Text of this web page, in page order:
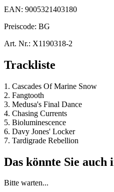
EAN: 9005321403180
Preiscode: BG
Art. Nr.: X1190318-2
Trackliste
1. Cascades Of Marine Snow
2. Fangtooth
3. Medusa's Final Dance
4. Chasing Currents
5. Bioluminescence
6. Davy Jones' Locker
7. Tardigrade Rebellion
Das könnte Sie auch
Bitte warten...